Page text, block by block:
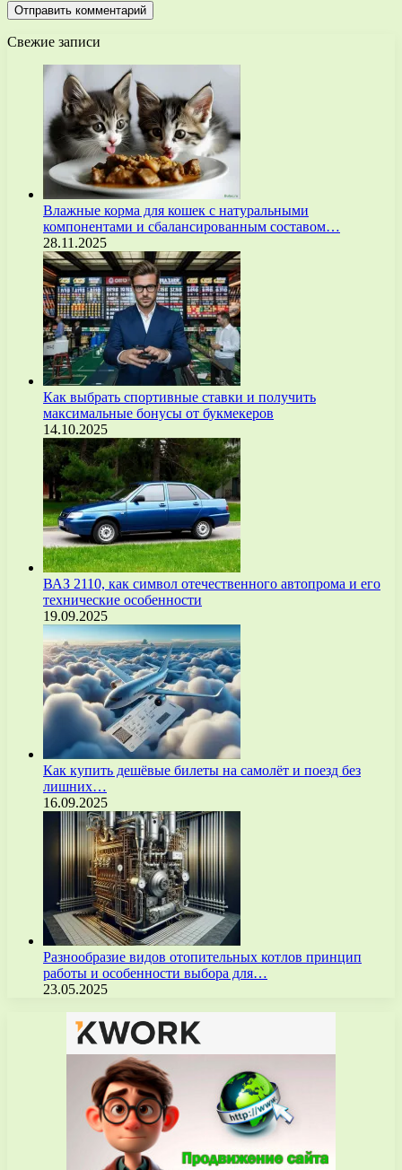
Свежие записи
Влажные корма для кошек с натуральными
компонентами и сбалансированным составом…
28.11.2025
Как выбрать спортивные ставки и получить
максимальные бонусы от букмекеров
14.10.2025
ВАЗ 2110, как символ отечественного автопрома и его
технические особенности
19.09.2025
Как купить дешёвые билеты на самолёт и поезд без
лишних…
16.09.2025
Разнообразие видов отопительных котлов принцип
работы и особенности выбора для…
23.05.2025